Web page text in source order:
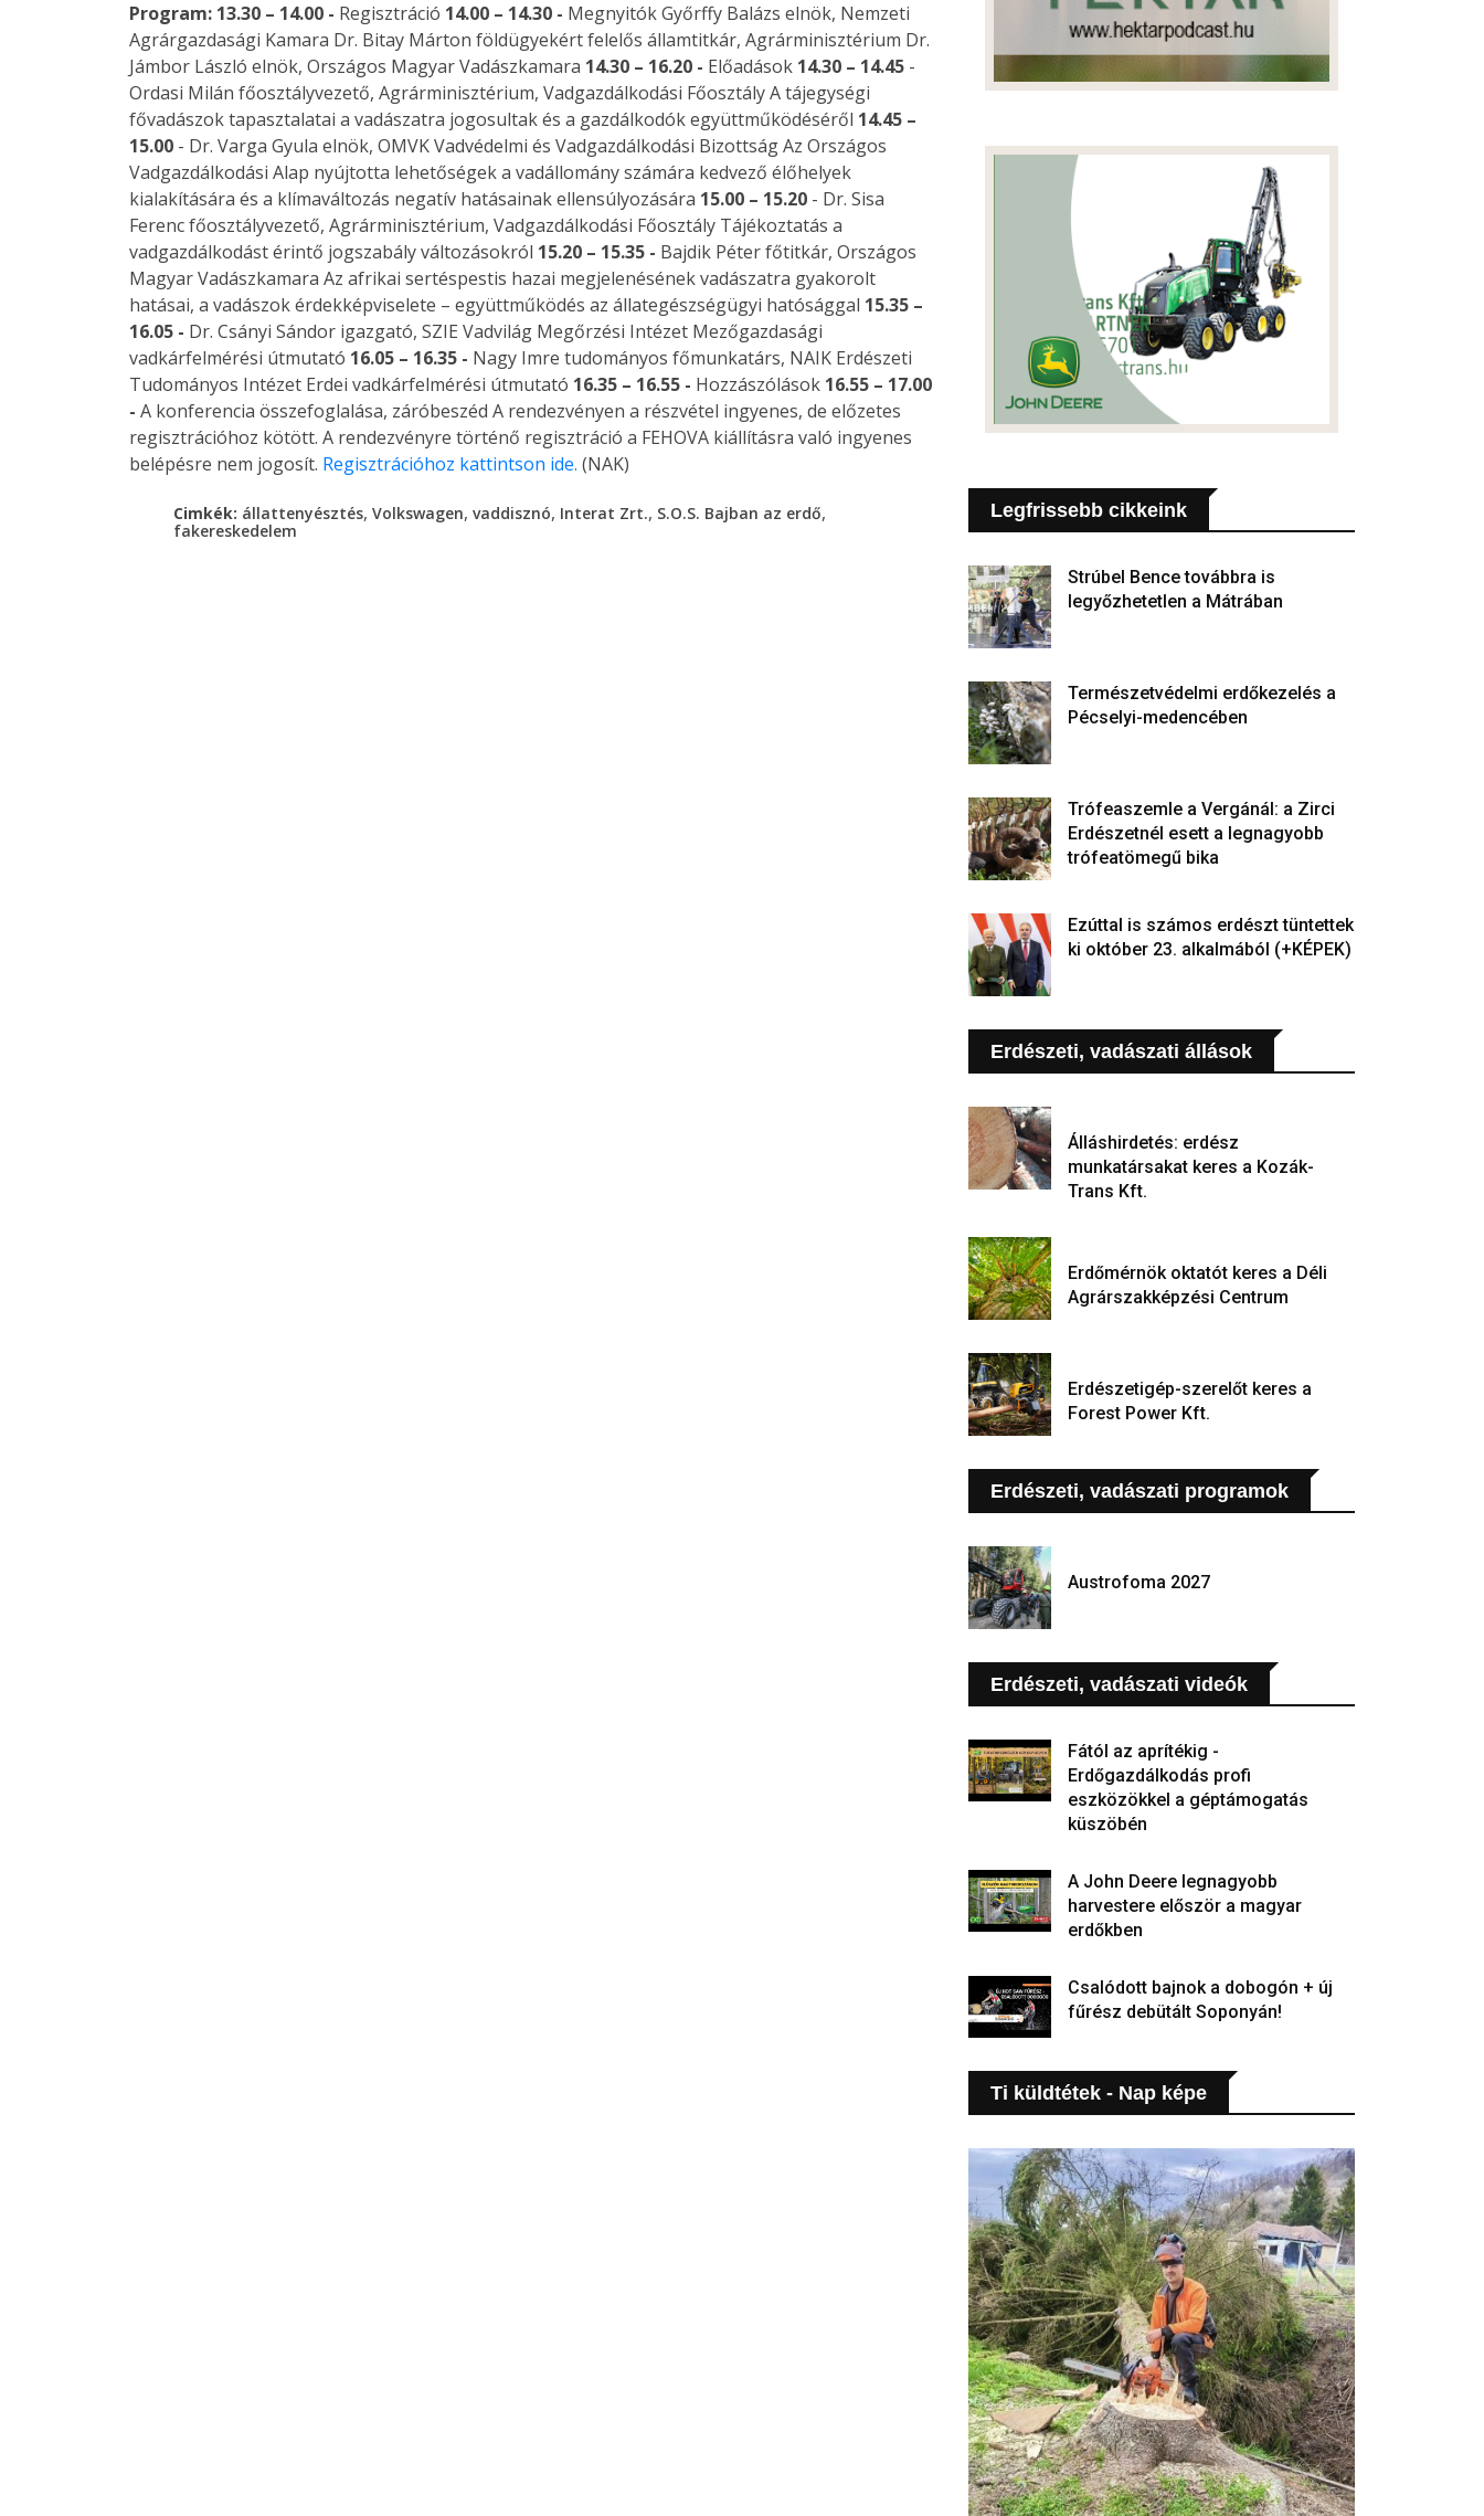
Program: 13.30 – 14.00 - Regisztráció 14.00 – 14.30 - Megnyitók Győrffy Balázs elnök, Nemzeti
Agrárgazdasági Kamara Dr. Bitay Márton földügyekért felelős államtitkár, Agrárminisztérium Dr.
Jámbor László elnök, Országos Magyar Vadászkamara 14.30 – 16.20 - Előadások 14.30 – 14.45 -
Ordasi Milán főosztályvezető, Agrárminisztérium, Vadgazdálkodási Főosztály A tájegységi
fővadászok tapasztalatai a vadászatra jogosultak és a gazdálkodók együttműködéséről 14.45 –
15.00 - Dr. Varga Gyula elnök, OMVK Vadvédelmi és Vadgazdálkodási Bizottság Az Országos
Vadgazdálkodási Alap nyújtotta lehetőségek a vadállomány számára kedvező élőhelyek
kialakítására és a klímaváltozás negatív hatásainak ellensúlyozására 15.00 – 15.20 - Dr. Sisa
Ferenc főosztályvezető, Agrárminisztérium, Vadgazdálkodási Főosztály Tájékoztatás a
vadgazdálkodást érintő jogszabály változásokról 15.20 – 15.35 - Bajdik Péter főtitkár, Országos
Magyar Vadászkamara Az afrikai sertéspestis hazai megjelenésének vadászatra gyakorolt
hatásai, a vadászok érdekképviselete – együttműködés az állategészségügyi hatósággal 15.35 –
16.05 - Dr. Csányi Sándor igazgató, SZIE Vadvilág Megőrzési Intézet Mezőgazdasági
vadkárfelmérési útmutató 16.05 – 16.35 - Nagy Imre tudományos főmunkatárs, NAIK Erdészeti
Tudományos Intézet Erdei vadkárfelmérési útmutató 16.35 – 16.55 - Hozzászólások 16.55 – 17.00
- A konferencia összefoglalása, záróbeszéd A rendezvényen a részvétel ingyenes, de előzetes
regisztrációhoz kötött. A rendezvényre történő regisztráció a FEHOVA kiállításra való ingyenes
belépésre nem jogosít. Regisztrációhoz kattintson ide. (NAK)
Cimkék: állattenyésztés, Volkswagen, vaddisznó, Interat Zrt., S.O.S. Bajban az erdő,
fakereskedelem
Legfrissebb cikkeink
Strúbel Bence továbbra is
legyőzhetetlen a Mátrában
Természetvédelmi erdőkezelés a
Pécselyi-medencében
Trófeaszemle a Vergánál: a Zirci
Erdészetnél esett a legnagyobb
trófeatömegű bika
Ezúttal is számos erdészt tüntettek
ki október 23. alkalmából (+KÉPEK)
Erdészeti, vadászati állások
Álláshirdetés: erdész
munkatársakat keres a Kozák-
Trans Kft.
Erdőmérnök oktatót keres a Déli
Agrárszakképzési Centrum
Erdészetigép-szerelőt keres a
Forest Power Kft.
Erdészeti, vadászati programok
Austrofoma 2027
Erdészeti, vadászati videók
Fától az aprítékig -
Erdőgazdálkodás profi
eszközökkel a géptámogatás
küszöbén
A John Deere legnagyobb
harvestere először a magyar
erdőkben
Csalódott bajnok a dobogón + új
fűrész debütált Soponyán!
Ti küldtétek - Nap képe